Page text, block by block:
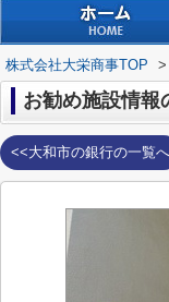
株式会社大栄商事TOP >
お勧め施設情報
<<大和市の銀行の一覧へ